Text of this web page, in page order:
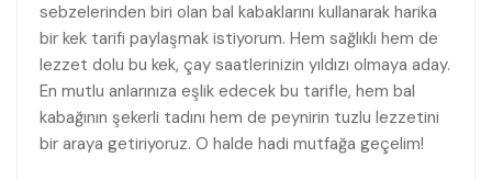
sebzelerinden biri olan bal kabaklarını kullanarak harika
bir kek tarifi paylaşmak istiyorum. Hem sağlıklı hem de
lezzet dolu bu kek, çay saatlerinizin yıldızı olmaya aday.
En mutlu anlarınıza eşlik edecek bu tarifle, hem bal
kabağının şekerli tadını hem de peynirin tuzlu lezzetini
bir araya getiriyoruz. O halde hadi mutfağa geçelim!